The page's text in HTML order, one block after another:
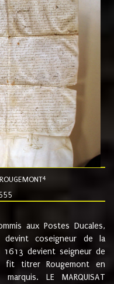
4
aux Postes Ducales,
devint coseigneur de la
1613 devient seigneur de
fit titrer Rougemont en
LE MARQUISAT